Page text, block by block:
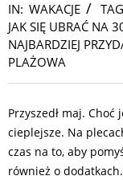
IN: WAKACJE
JAK SIĘ UBRAĆ NA
NAJBARDZIEJ
PLAŻOWA
Przyszedł maj.
cieplejsze. Na
czas na to, aby
również o